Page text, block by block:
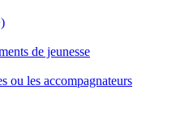
de jeunesse
ou les accompagnateurs